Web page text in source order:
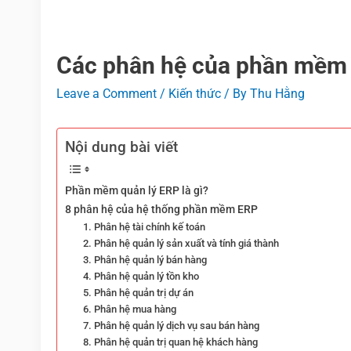
Các phân hệ của phần mềm
Leave a Comment / Kiến thức / By Thu Hằng
Nội dung bài viết
Phần mềm quản lý ERP là gì?
8 phân hệ của hệ thống phần mềm ERP
1. Phân hệ tài chính kế toán
2. Phân hệ quản lý sản xuất và tính giá thành
3. Phân hệ quản lý bán hàng
4. Phân hệ quản lý tồn kho
5. Phân hệ quản trị dự án
6. Phân hệ mua hàng
7. Phân hệ quản lý dịch vụ sau bán hàng
8. Phân hệ quản trị quan hệ khách hàng